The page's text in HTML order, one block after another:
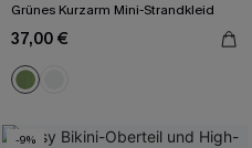
Grünes Kurzarm Mini-Strandkleid
37,00 €
-9%